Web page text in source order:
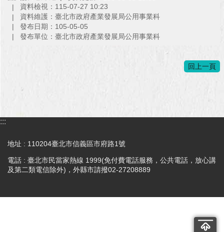
與
專
區
政
網
站
資
料
資料檢視：115-07-27 10:23
資料維護：臺北市政府產業發展局公用事業科
發布日期：105-05-05
發布單位：臺北市政府產業發展局公用事業科
回上一頁
:::
地址 : 110204臺北市信義區市府路1號
電話 : 臺北市民當家熱線 1999(免付費電話服務，公共電話，放心講
及第二類電信除外)，外縣市請撥02-27208889